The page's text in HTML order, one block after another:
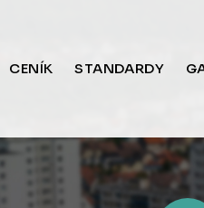
CENÍK STANDARDY